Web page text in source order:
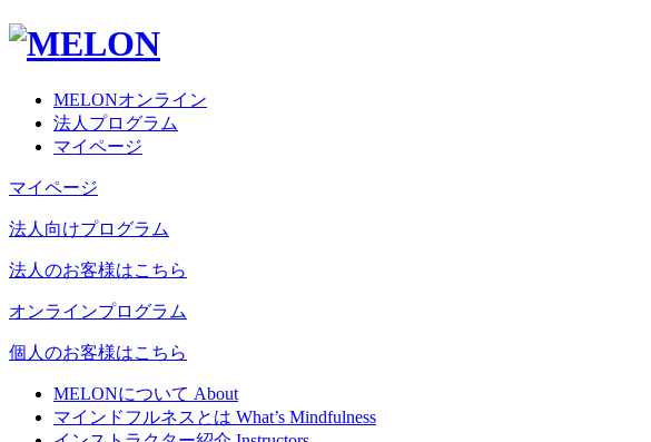
MELONオンライン
法人プログラム
マイページ
マイページ
法人向けプログラム
法人のお客様はこちら
オンラインプログラム
個人のお客様はこちら
MELONについて About
マインドフルネスとは What’s Mindfulness